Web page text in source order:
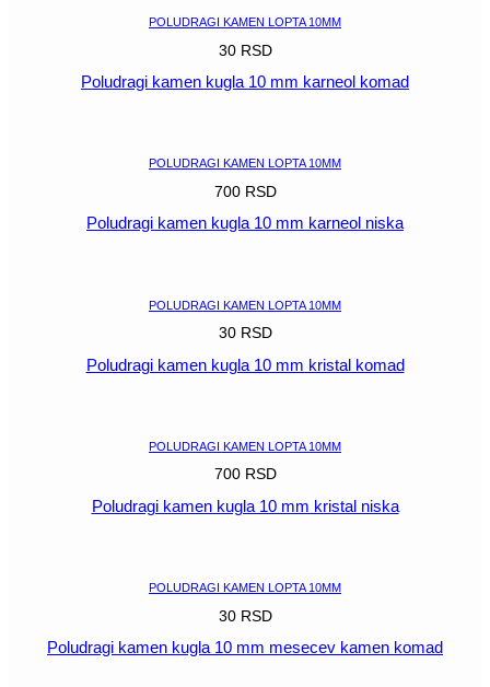
POLUDRAGI KAMEN LOPTA 10MM
30 RSD
Poludragi kamen kugla 10 mm karneol komad
POLUDRAGI KAMEN LOPTA 10MM
700 RSD
Poludragi kamen kugla 10 mm karneol niska
POLUDRAGI KAMEN LOPTA 10MM
30 RSD
Poludragi kamen kugla 10 mm kristal komad
POLUDRAGI KAMEN LOPTA 10MM
700 RSD
Poludragi kamen kugla 10 mm kristal niska
POLUDRAGI KAMEN LOPTA 10MM
30 RSD
Poludragi kamen kugla 10 mm mesecev kamen komad